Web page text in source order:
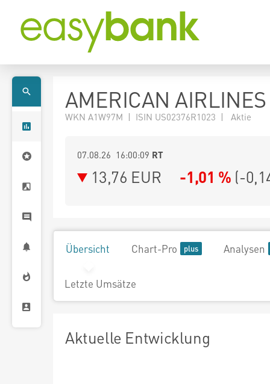
AMERICAN
WKN A1W97M | ISIN US02376R1023 | Aktie
07.08.26 16:00:09 RT
13,76 EUR -1,01 % (-
Übersicht Chart-Pro Analysen
Letzte Umsätze
Aktuelle Entwicklung